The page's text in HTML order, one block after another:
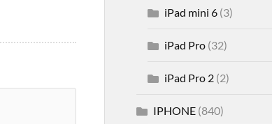
iPad mini 6(3)
iPad Pro(32)
iPad Pro 2(2)
IPHONE(840)